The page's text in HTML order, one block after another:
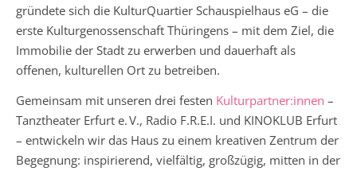
gründete sich die KulturQuartier Schauspielhaus eG – die
erste Kulturgenossenschaft Thüringens – mit dem Ziel, die
Immobilie der Stadt zu erwerben und dauerhaft als
offenen, kulturellen Ort zu betreiben.
Gemeinsam mit unseren drei festen Kulturpartner:innen –
Tanztheater Erfurt e. V., Radio F.R.E.I. und KINOKLUB Erfurt
– entwickeln wir das Haus zu einem kreativen Zentrum der
Begegnung: inspirierend, vielfältig, großzügig, mitten in der